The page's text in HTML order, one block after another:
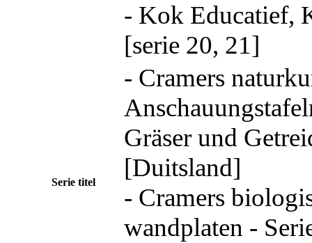
- Kok Educatief,
[serie 20, 21]
Serie titel
- Cramers
Gräser und
[Duitsland]
- Cramers
wandplaten -